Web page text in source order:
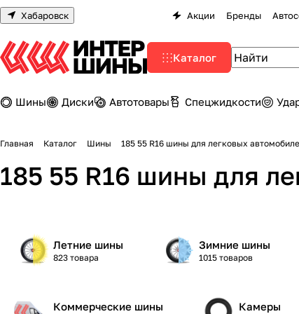
Хабаровск Акции Бренды
Каталог
Шины Диски Автотовары Спецжидкости
Главная Каталог Шины 185 55 R16 шины для легковых
185 55 R16 шины для
Летние шины
823 товара
Зимние шины
1015 товаров
Коммерческие шины Камеры